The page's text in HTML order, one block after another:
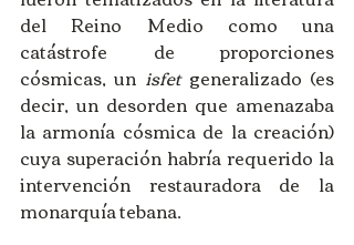
del Reino Medio como una
catástrofe de proporciones
cósmicas, un isfet generalizado (es
decir, un desorden que amenazaba
la armonía cósmica de la creación)
cuya superación habría requerido la
intervención restauradora de la
monarquía tebana.